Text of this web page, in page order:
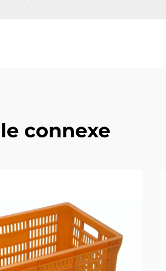
connexe